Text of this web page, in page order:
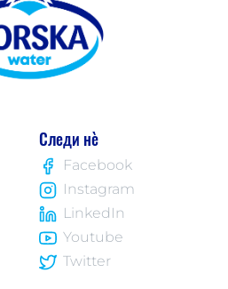
Следи нè
Facebook
Instagram
LinkedIn
Youtube
Twitter